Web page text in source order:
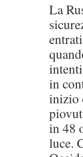
La
in
inizio
in 48
luce.